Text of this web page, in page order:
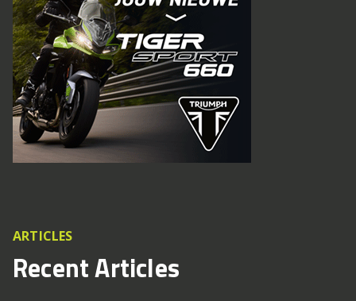
ARTICLES
Recent Articles